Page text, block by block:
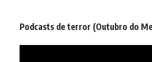
Podcasts de terror (Outubro do